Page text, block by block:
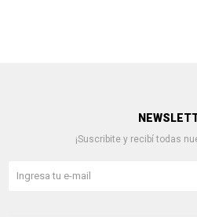
¡Suscribite y recibí todas